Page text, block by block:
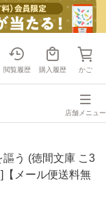
閲覧履歴 購入履歴 かご
店舗メニュー
謳う (徳間文庫 こ3
【メール便送料無